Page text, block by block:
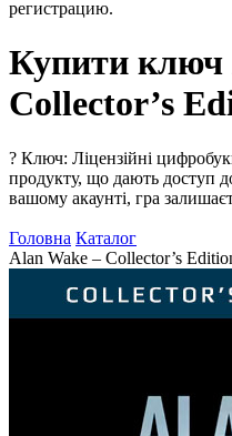
регистрацию.
Купити ключ
Collector’s
? Ключ: Ліцензійні
продукту, що дають доступ
вашому акаунті, гра
Головна Каталог
Alan Wake – Collector’s